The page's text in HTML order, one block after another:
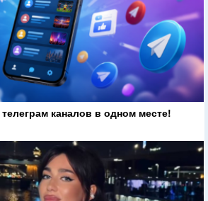
каналов в одном месте!